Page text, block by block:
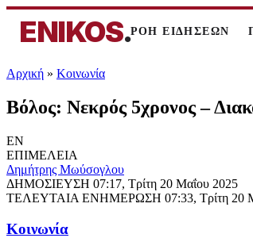
ENIKOS.ΡΟΗ ΕΙΔΗΣΕΩΝ
Αρχική » Κοινωνία
Βόλος: Νεκρός 5χρονος –
EN
ΕΠΙΜΕΛΕΙΑ
Δημήτρης Μωύσογλου
ΔΗΜΟΣΙΕΥΣΗ 07:17, Τρίτη 20 Μαΐου 2025
ΤΕΛΕΥΤΑΙΑ ΕΝΗΜΕΡΩΣΗ 07:33, Τρίτη 20
Κοινωνία